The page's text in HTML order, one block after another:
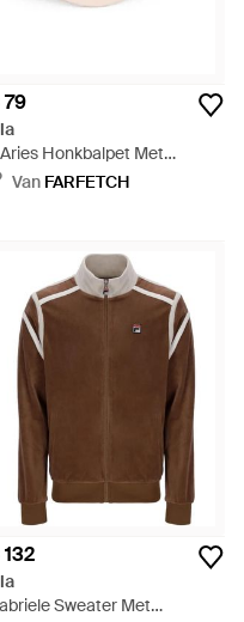
Honkbalpet Met
- Roze
Van FARFETCH
Sweater Met